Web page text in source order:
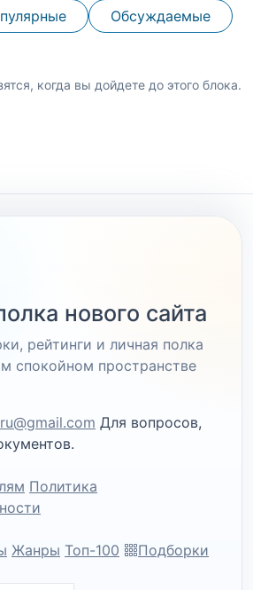
Обсуждаемые
когда вы дойдете до этого блока.
нового сайта
рейтинги и личная полка
спокойном пространстве
Для вопросов,
Политика
Жанры Топ-100
Подборки